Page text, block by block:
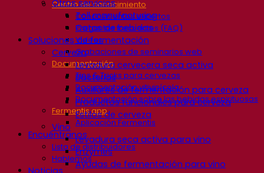
Centro de conocimiento
Conocimientos expertos
Preguntas frecuentes (FAQ)
Videos
Grabaciones de seminarios web
Documentación
Tips & Tricks para cervezas
Documentación vitivinícola
Documentación sobre las bebidas espirituosas
Fermentis app
Aplicación Fermentis
Encuéntranos
Lista de distribuidores
Hablemos
Noticias
Otros servicios
Toll manufacturing
Catas de bebidas
Soluciones de fermentación
Cerveza
Levadura cervecera seca activa
Bacterias
Auxiliares de fermentación para cerveza
Productos funcionales para cerveza
Estilos de cerveza
Vino
Levadura seca activa para vino
Enzymes
Ayudas de fermentación para vino